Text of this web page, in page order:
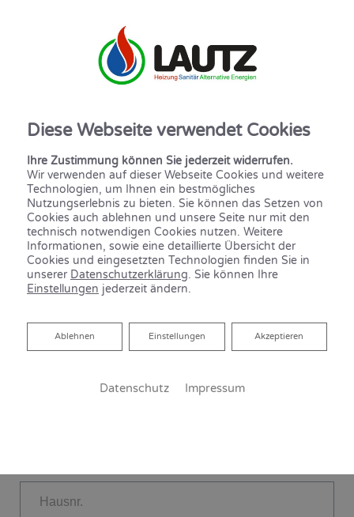
KONTAKTFORMULAR
Vorname
Nachname
Diese Webseite verwendet Cookies
Ihre Zustimmung können Sie jederzeit widerrufen.
Wir verwenden auf dieser Webseite Cookies und weitere
Technologien, um Ihnen ein bestmögliches
Nutzungserlebnis zu bieten. Sie können das Setzen von
Cookies auch ablehnen und unsere Seite nur mit den
technisch notwendigen Cookies nutzen. Weitere
Informationen, sowie eine detaillierte Übersicht der
Cookies und eingesetzten Technologien finden Sie in
unserer Datenschutzerklärung. Sie können Ihre
Einstellungen jederzeit ändern.
Akzeptieren
Einstellungen
Ablehnen
Ablehnen
Datenschutz Impressum